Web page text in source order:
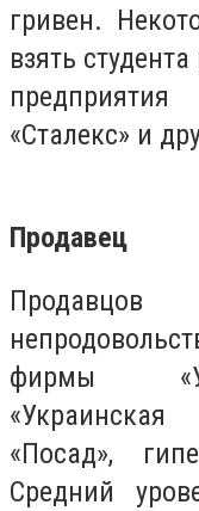
гривен.
взять
предприятия
«Сталекс» и
Продавец
Продавцов
фирмы
«Украинская
«Посад»,
Средний